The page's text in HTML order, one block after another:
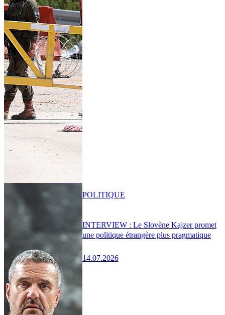
INTERVIEW : Le Slovène Kajzer promet
une politique étrangère plus pragmatique
14.07.2026
POLITIQUE